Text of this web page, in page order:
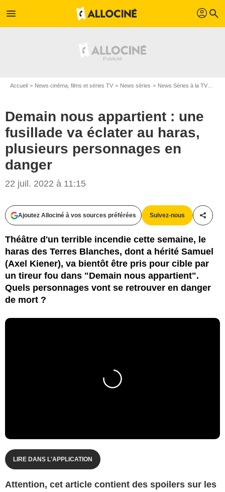
menu profil search
Accueil News cinéma, films et séries TV News séries News Séries à la TV
Demain nous appartient : une
fusillade va éclater au haras,
plusieurs personnages en
danger
22 juil. 2022 à 11:15
Ajoutez Allociné à vos sources préférées Suivez-nous
Théâtre d'un terrible incendie cette semaine, le
haras des Terres Blanches, dont a hérité Samuel
(Axel Kiener), va bientôt être pris pour cible par
un tireur fou dans "Demain nous appartient".
Quels personnages vont se retrouver en danger
de mort ?
LIRE DANS L'APPLICATION
Attention, cet article contient des spoilers sur les